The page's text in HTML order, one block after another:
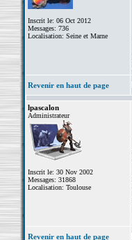
Inscrit le: 06 Oct 2012
Messages: 736
Localisation: Seine et Marne
Revenir en haut de page
lpascalon
Administrateur
Inscrit le: 30 Nov 2002
Messages: 31868
Localisation: Toulouse
Revenir en haut de page